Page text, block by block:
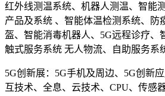
红外线测温系统、机器人测温、智能
产品及系统 、智能体温检测系统、防
盔、智能消毒机器人、5G远程诊疗、
触式服务系统 无人物流、自助服务系
5G创新展：5G手机及周边、5G创新
互技术、全息、云技术、CPU、传感